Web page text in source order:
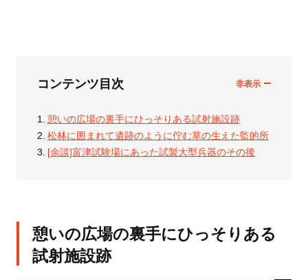
コンテンツ目次
憩いの広場の裏手にひっそりある試射施設跡
松林に囲まれて遺跡のように佇む草の生えた監的所
[余談]富津試験場にあった試製大型兵器のその後
憩いの広場の裏手にひっそりある
試射施設跡